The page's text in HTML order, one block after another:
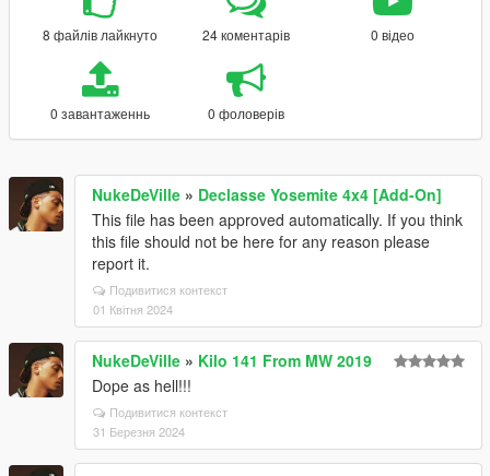
8 файлів лайкнуто 24 коментарів 0 відео
0 завантаженнь 0 фоловерів
NukeDeVille » Declasse Yosemite 4x4 [Add-On]
This file has been approved automatically. If you think
this file should not be here for any reason please
report it.
Подивитися контекст
01 Квітня 2024
NukeDeVille » Kilo 141 From MW 2019
Dope as hell!!!
Подивитися контекст
31 Березня 2024